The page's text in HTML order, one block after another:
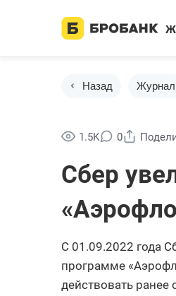
Назад Журнал
1.5K 0
Сбер
С 01.09.2022 года
программе
действовать